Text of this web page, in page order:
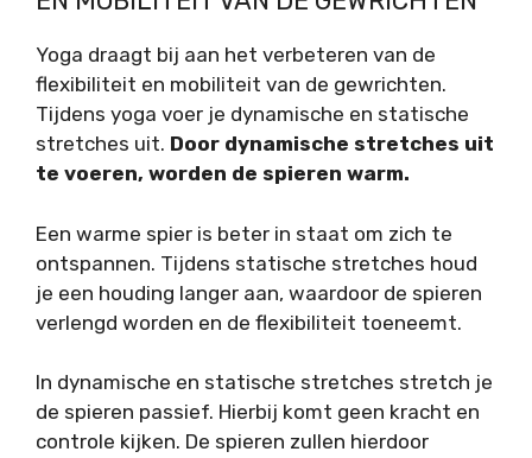
Yoga draagt bij aan het verbeteren van de
flexibiliteit en mobiliteit van de gewrichten.
Tijdens yoga voer je dynamische en statische
stretches uit. Door dynamische stretches uit
te voeren, worden de spieren warm.
Een warme spier is beter in staat om zich te
ontspannen. Tijdens statische stretches houd
je een houding langer aan, waardoor de spieren
verlengd worden en de flexibiliteit toeneemt.
In dynamische en statische stretches stretch je
de spieren passief. Hierbij komt geen kracht en
controle kijken. De spieren zullen hierdoor